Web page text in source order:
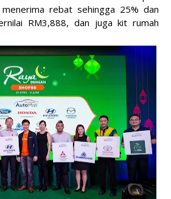
rebat sehingga 25% dan
RM3,888, dan juga kit rumah